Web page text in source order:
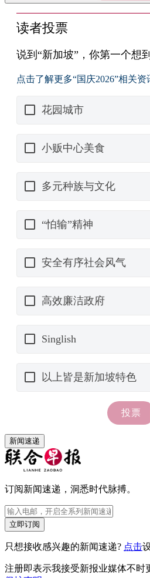
新闻速递
订阅新闻速递，洞悉时代脉搏。
立即订阅
只想接收感兴趣的新闻速递? 点击
注册即表示我接受新报业媒体不时